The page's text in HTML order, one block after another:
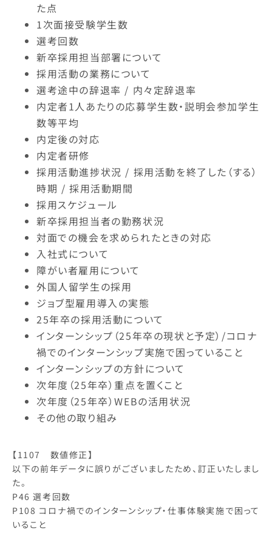
た点
1次面接受験学生数
選考回数
新卒採用担当部署について
採用活動の業務について
選考途中の辞退率 / 内々定辞退率
内定者1人あたりの応募学生数・説明会参加学生
数等平均
内定後の対応
内定者研修
採用活動進捗状況 / 採用活動を終了した（する）
時期 / 採用活動期間
採用スケジュール
新卒採用担当者の勤務状況
対面での機会を求められたときの対応
入社式について
障がい者雇用について
外国人留学生の採用
ジョブ型雇用導入の実態
25年卒の採用活動について
インターンシップ（25年卒の現状と予定）/コロナ
禍でのインターンシップ実施で困っていること
インターンシップの方針について
次年度（25年卒）重点を置くこと
次年度（25年卒）WEBの活用状況
その他の取り組み
【1107 数値修正】
以下の前年データに誤りがございましたため、訂正いたしまし
た。
P46 選考回数
P108 コロナ禍でのインターンシップ・仕事体験実施で困って
いること